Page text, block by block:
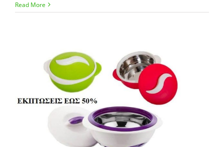
Read More